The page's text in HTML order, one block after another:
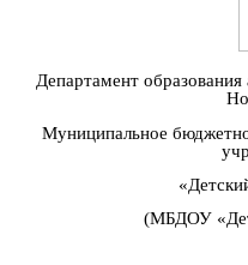
Департамент
Муниципальное
(МБДОУ